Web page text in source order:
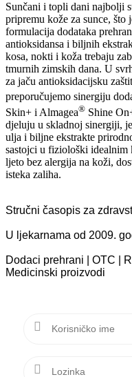
Sunčani i topli dani najbolji
pripremu kože za sunce,
formulacija dodataka
antioksidansa i biljnih
kosa, nokti i koža trebaju
tmurnih zimskih dana. U
za jaču antioksidacijsku
preporučujemo sinergiju
Skin+ i Almagea® Shine
djeluju u skladnoj sinergiji,
ulja i biljne ekstrakte
sastojci u fiziološki idealnim
ljeto bez alergija na koži,
isteka zaliha.
Stručni časopis za
U ljekarnama od 2009.
Dodaci prehrani | OTC |
Medicinski proizvodi